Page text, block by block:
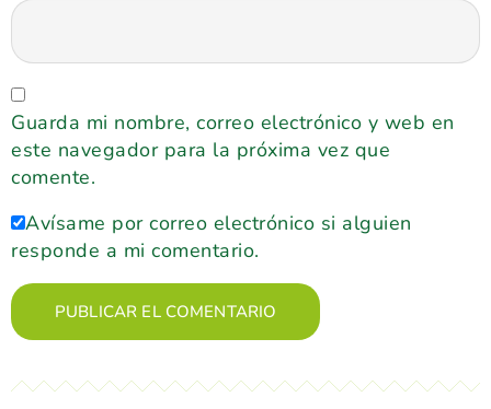
Guarda mi nombre, correo electrónico y web en
este navegador para la próxima vez que
comente.
Avísame por correo electrónico si alguien
responde a mi comentario.